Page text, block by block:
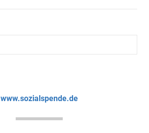
www.sozialspende.de